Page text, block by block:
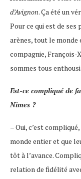
d’Avignon. Ça été un
Pour ce qui est de
arènes, tout le monde
compagnie, François-
sommes tous
Est-ce compliqué de
Nimes ?
– Oui, c’est
monde entier et que
tôt à l’avance.
relation de fidélité